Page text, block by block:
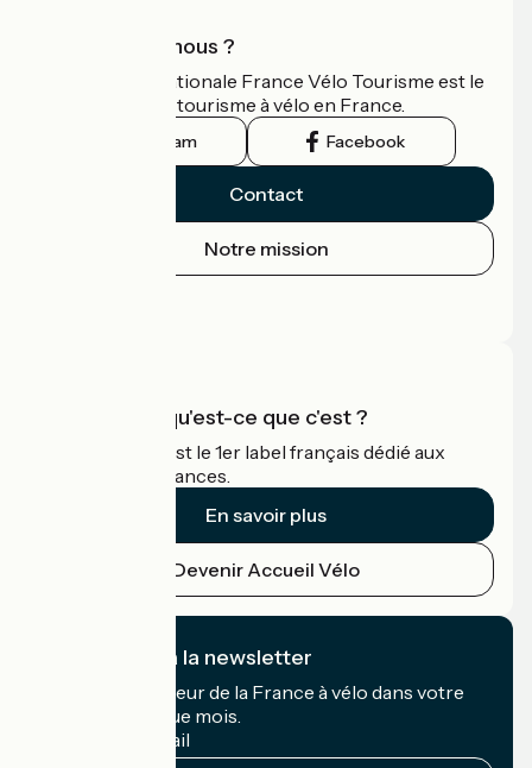
Qui sommes-nous ?
L'association nationale France Vélo Tourisme est le
guide officiel du tourisme à vélo en France.
Instagram Facebook
Contact
Notre mission
Accueil Vélo qu'est-ce que c'est ?
Accueil Vélo c'est le 1er label français dédié aux
cyclistes en vacances.
En savoir plus
Devenir Accueil Vélo
Je m'abonne à la newsletter
Recevez le meilleur de la France à vélo dans votre
boîte mail chaque mois.
Mon adresse mail